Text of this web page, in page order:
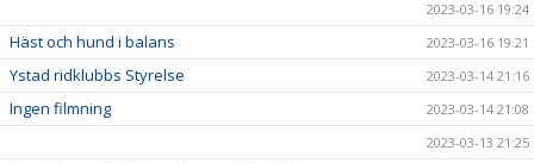
2023-03-16 19:24
Häst och hund i balans 2023-03-16 19:21
Ystad ridklubbs Styrelse 2023-03-14 21:16
Ingen filmning
2023-03-14 21:08
2023-03-13 21:25